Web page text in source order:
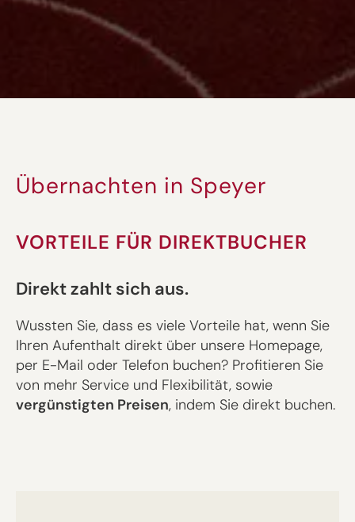
Übernachten in Speyer
VORTEILE FÜR DIREKTBUCHER
Direkt zahlt sich aus.
Wussten Sie, dass es viele Vorteile hat, wenn Sie
Ihren Aufenthalt direkt über unsere Homepage,
per E-Mail oder Telefon buchen? Profitieren Sie
von mehr Service und Flexibilität, sowie
vergünstigten Preisen, indem Sie direkt buchen.